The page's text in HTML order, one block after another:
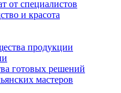
от специалистов
и красота
продукции
готовых решений
мастеров